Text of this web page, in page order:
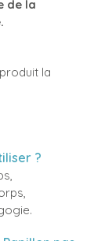
de la
la
?